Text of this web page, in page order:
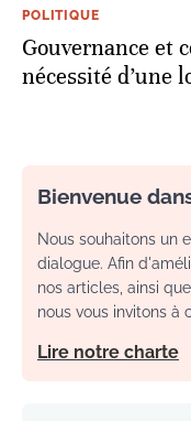
POLITIQUE
Gouvernance et
nécessité d’une
Bienvenue
Nous souhaitons un
dialogue. Afin
nos articles, ainsi
nous vous invitons à
Lire notre charte